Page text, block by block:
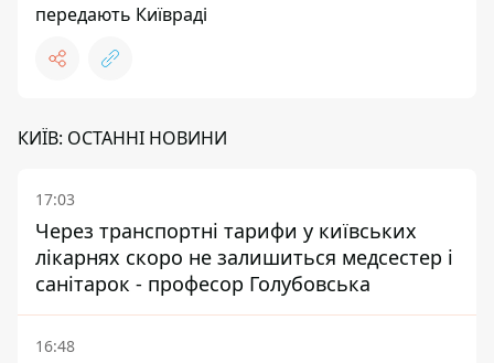
передають Київраді
КИЇВ: ОСТАННІ НОВИНИ
17:03
Через транспортні тарифи у київських
лікарнях скоро не залишиться медсестер і
санітарок - професор Голубовська
16:48